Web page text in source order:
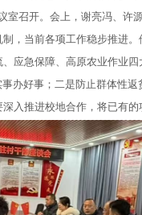
室召开。 会上， 谢亮冯、许
，当前各项工作稳步推进
应急保障、高原农业作业
办好事；二是防止群体性
入推进校地合作，将已有的